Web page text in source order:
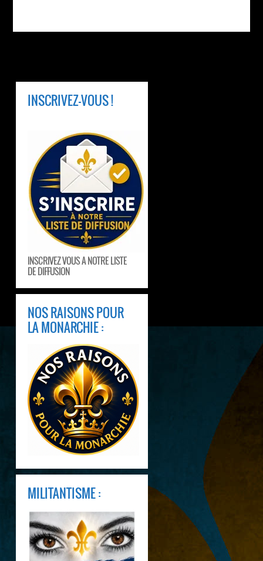
INSCRIVEZ-VOUS !
INSCRIVEZ VOUS A NOTRE LISTE
DE DIFFUSION
NOS RAISONS POUR
LA MONARCHIE :
MILITANTISME :